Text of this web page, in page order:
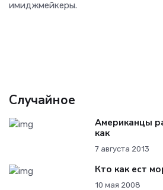
имиджмейкеры.
Случайное
Американцы
как
7 августа 2013
Кто как ест
10 мая 2008